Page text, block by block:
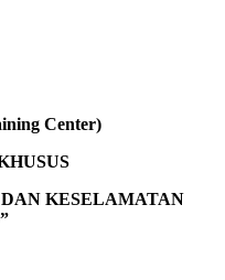
Center)
KESELAMATAN